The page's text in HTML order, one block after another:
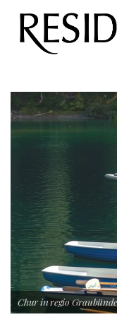
Chur in regio